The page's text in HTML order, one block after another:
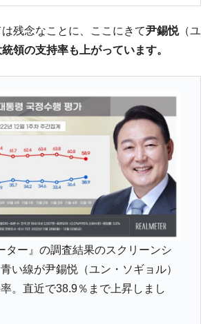
残念なことに、ここにきて尹錫悦（ユ
統領の支持率も上がっています。
ター』の調査結果のスクリーンシ
い線が尹錫悦（ユン・ソギョル）
。直近で38.9％まで上昇しまし